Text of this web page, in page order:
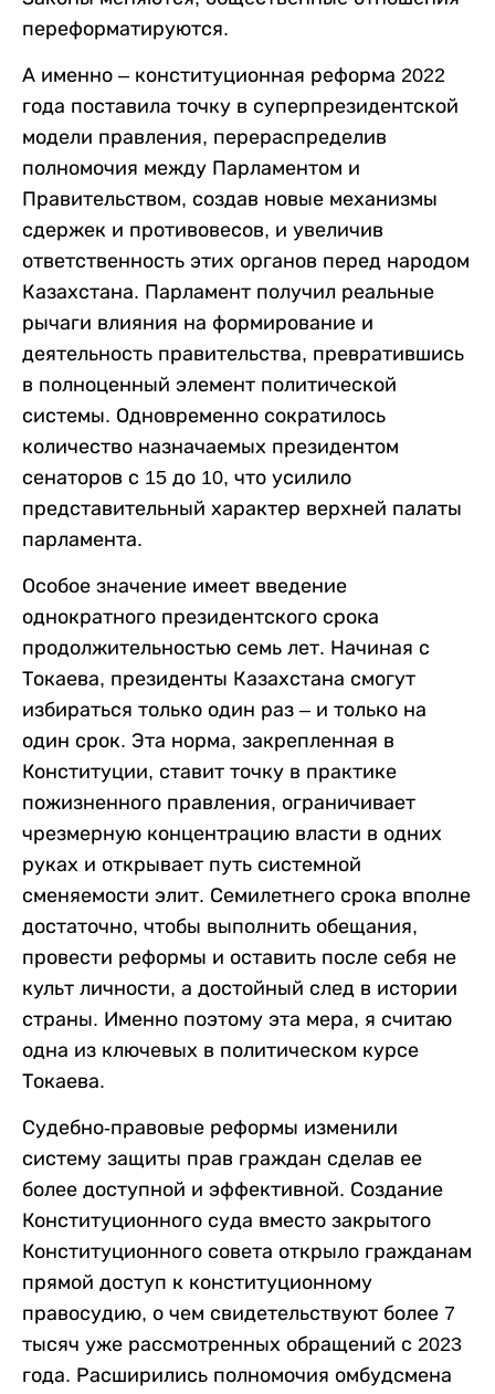
переформатируются.
А именно – конституционная реформа 2022
года поставила точку в суперпрезидентской
модели правления, перераспределив
полномочия между Парламентом и
Правительством, создав новые механизмы
сдержек и противовесов, и увеличив
ответственность этих органов перед народом
Казахстана. Парламент получил реальные
рычаги влияния на формирование и
деятельность правительства, превратившись
в полноценный элемент политической
системы. Одновременно сократилось
количество назначаемых президентом
сенаторов с 15 до 10, что усилило
представительный характер верхней палаты
парламента.
Особое значение имеет введение
однократного президентского срока
продолжительностью семь лет. Начиная с
Токаева, президенты Казахстана смогут
избираться только один раз – и только на
один срок. Эта норма, закрепленная в
Конституции, ставит точку в практике
пожизненного правления, ограничивает
чрезмерную концентрацию власти в одних
руках и открывает путь системной
сменяемости элит. Семилетнего срока вполне
достаточно, чтобы выполнить обещания,
провести реформы и оставить после себя не
культ личности, а достойный след в истории
страны. Именно поэтому эта мера, я считаю
одна из ключевых в политическом курсе
Токаева.
Судебно-правовые реформы изменили
систему защиты прав граждан сделав ее
более доступной и эффективной. Создание
Конституционного суда вместо закрытого
Конституционного совета открыло гражданам
прямой доступ к конституционному
правосудию, о чем свидетельствуют более 7
тысяч уже рассмотренных обращений с 2023
года. Расширились полномочия омбудсмена